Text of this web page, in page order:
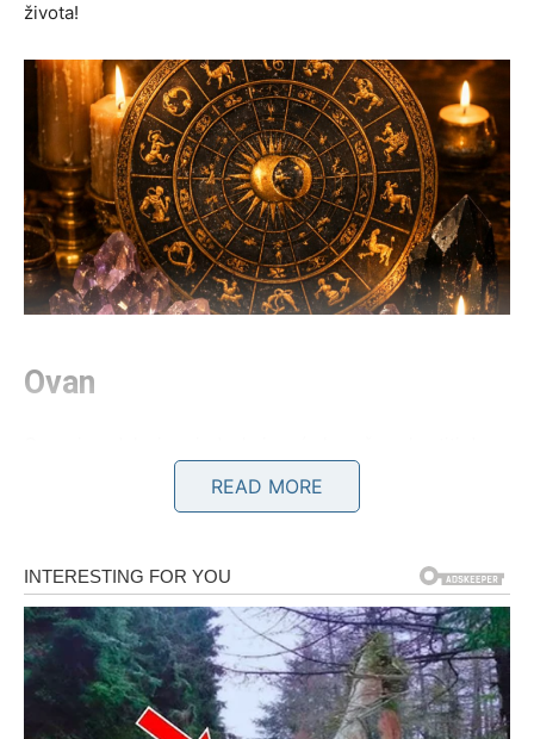
života!
Ovan
trud i borba isplate. Mnogi pripadnici ovog znaka su dugo
imali osećaj da daju više nego što dobijaju, ali od 10. maja
Na poslovnom planu moguće su veoma važne odluke.
Jedan razgovor ili sastanak može promeniti pravac
njihove budućnosti. Neki Ovnovi će dobiti priliku o kojoj
su dugo maštali, dok će drugi rešiti problem koji ih muči
mesecima.
READ MORE